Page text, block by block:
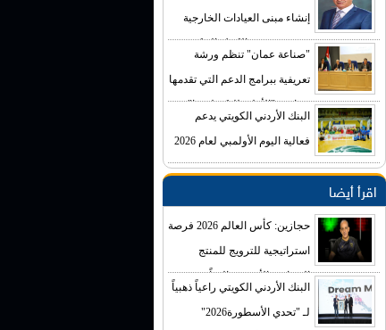
إنشاء مبنى العيادات الخارجية
في مستشفى الكرك الحكومي
بكلفة تصل إلى (4) ملايين دينار
"صناعة عمان" تنظم ورشة
تعريفية ببرامج الدعم التي تقدمها
صناديق "الأعلى للتكنولوجيا"
البنك الأردني الكويتي يدعم
فعالية اليوم الأولمبي لعام 2026
اقرأ أيضا
حجازين: كأس العالم 2026 فرصة
استراتيجية للترويج للمنتج
السياحي الأردني عالمياً
البنك الأردني الكويتي راعياً ذهبياً
لـ "تحدي الأسطورة2026"